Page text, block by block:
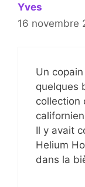
Yves
16 novembre
Un
quelques
collection
Il y avait
Helium
dans la